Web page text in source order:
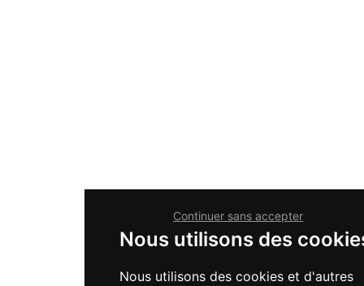
Nous utilisons des
Nous utilisons des cookies et d'autres
Continuer sans accepter